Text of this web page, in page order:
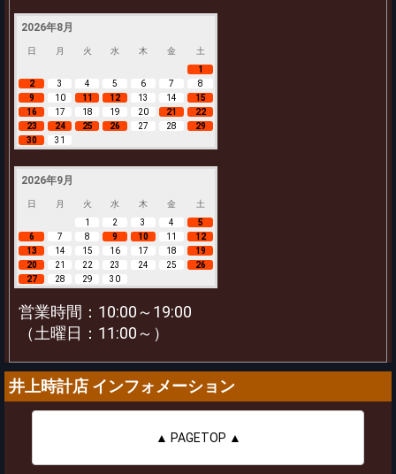
2026年8月
日 月 火 水 木 金
土
1
2
3 4 5 6 7
8
9
10 11 12 13 14
15
16
17 18 19 20 21
22
23
24 25 26 27 28
29
30
31
2026年9月
日 月 火 水 木 金
土
1
2 3 4
5
6
7 8 9 10 11
12
13
14 15 16 17 18
19
20
21 22 23 24 25
26
27
28 29 30
営業時間：10:00～19:00
（土曜日：11:00～）
井上時計店 インフォメーション
▲ PAGETOP ▲